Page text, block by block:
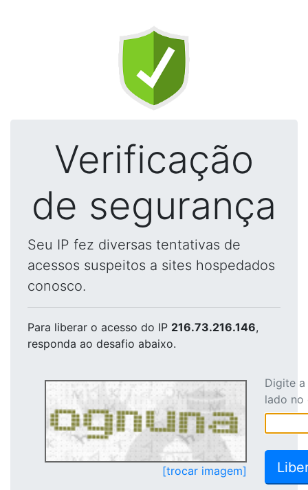
Verificação
de segurança
Seu IP fez diversas tentativas de
acessos suspeitos a sites hospedados
conosco.
Para liberar o acesso do IP 216.73.216.146,
responda ao desafio abaixo.
[trocar imagem]
Digite
lado no